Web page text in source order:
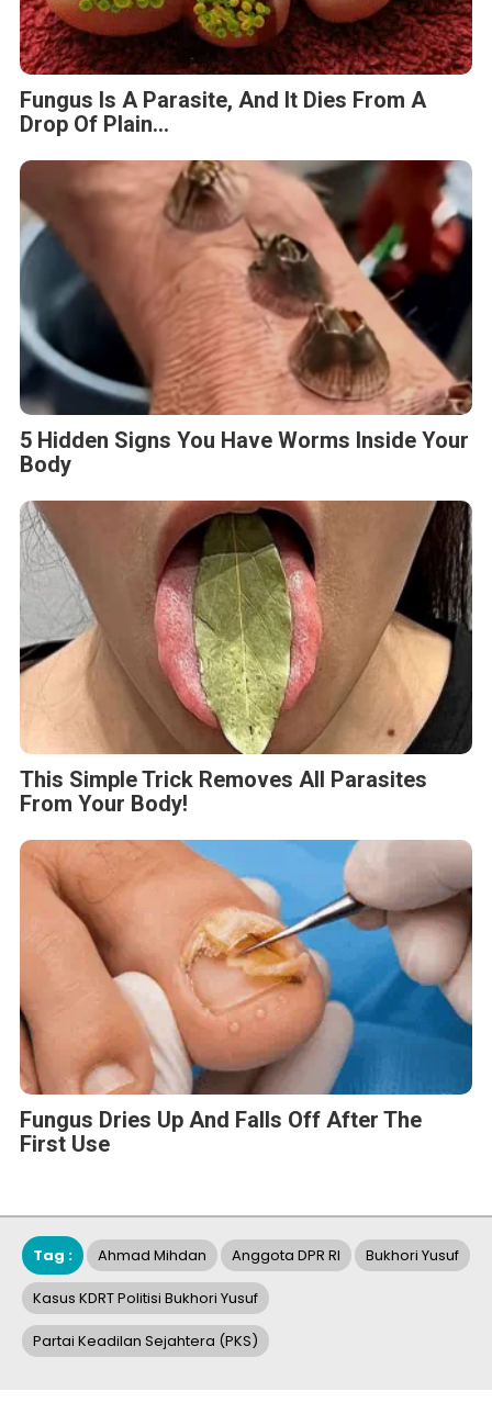
Fungus Is A Parasite, And It Dies From A
Drop Of Plain...
5 Hidden Signs You Have Worms Inside Your
Body
This Simple Trick Removes All Parasites
From Your Body!
Fungus Dries Up And Falls Off After The
First Use
Tag : Ahmad Mihdan Anggota DPR RI Bukhori Yusuf
Kasus KDRT Politisi Bukhori Yusuf
Partai Keadilan Sejahtera (PKS)